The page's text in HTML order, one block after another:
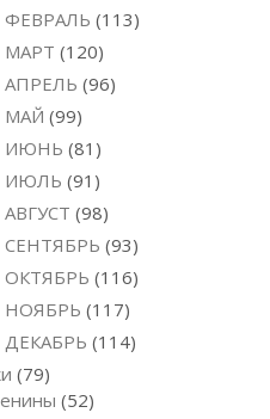
ФЕВРАЛЬ (113)
МАРТ (120)
АПРЕЛЬ (96)
МАЙ (99)
ИЮНЬ (81)
ИЮЛЬ (91)
АВГУСТ (98)
СЕНТЯБРЬ (93)
ОКТЯБРЬ (116)
НОЯБРЬ (117)
ДЕКАБРЬ (114)
(79)
(52)